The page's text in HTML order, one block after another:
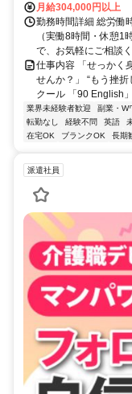
月給304,000円以上
勤務時間詳細 総労働
（実働8時間・休憩
で、お気軽にご相談く
仕事内容 「せっかく
せんか？」 “もう挫
クール 「90 English
業界未経験者歓迎 副業・W
転勤なし
経験不問 英語
在宅OK
ブランクOK 長期
派遣社員